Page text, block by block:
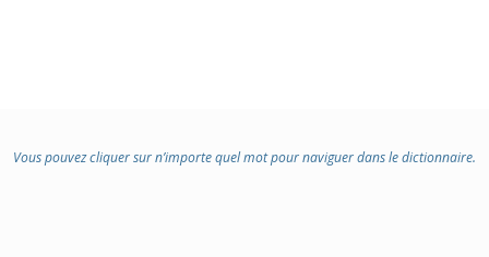
Vous pouvez cliquer sur n’importe quel mot pour naviguer dans le dictionnaire.